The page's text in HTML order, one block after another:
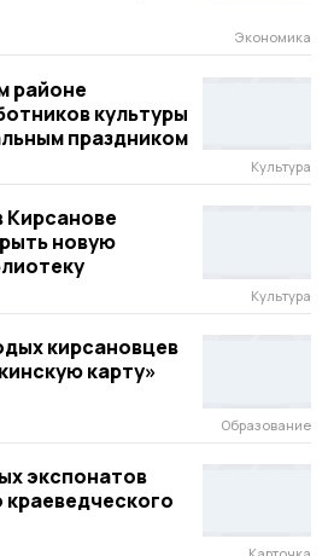
Экономика
районе
культуры
праздником
Культура
Кирсанове
новую
Культура
кирсановцев
карту»
Образование
экспонатов